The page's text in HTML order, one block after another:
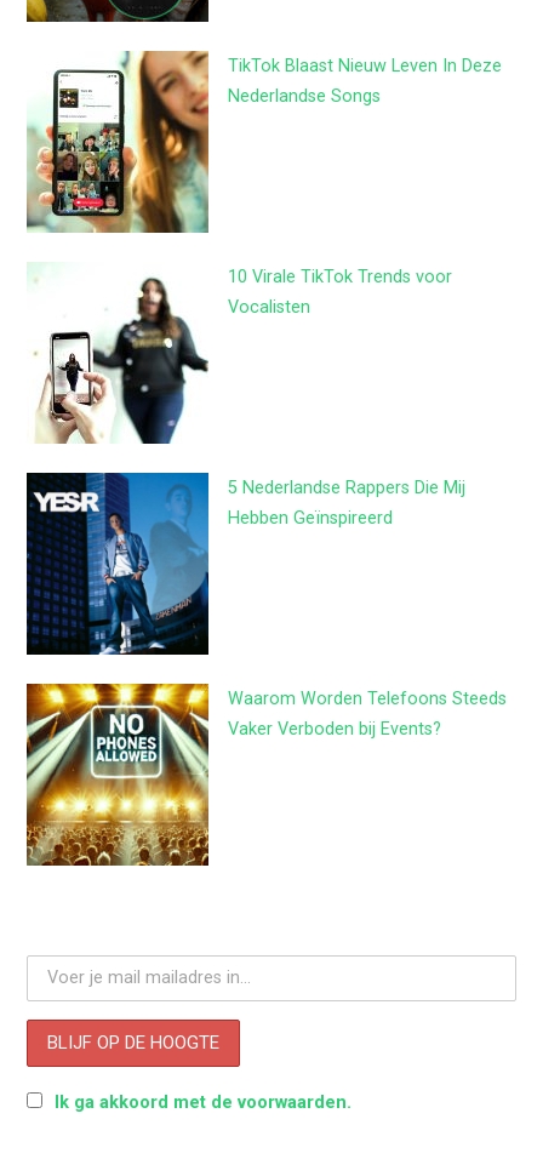
TikTok Blaast Nieuw Leven In Deze
Nederlandse Songs
10 Virale TikTok Trends voor
Vocalisten
5 Nederlandse Rappers Die Mij
Hebben Geïnspireerd
Waarom Worden Telefoons Steeds
Vaker Verboden bij Events?
Ik ga akkoord met de voorwaarden.